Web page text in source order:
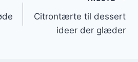
Citrontærte til dessert
ideer der glæder